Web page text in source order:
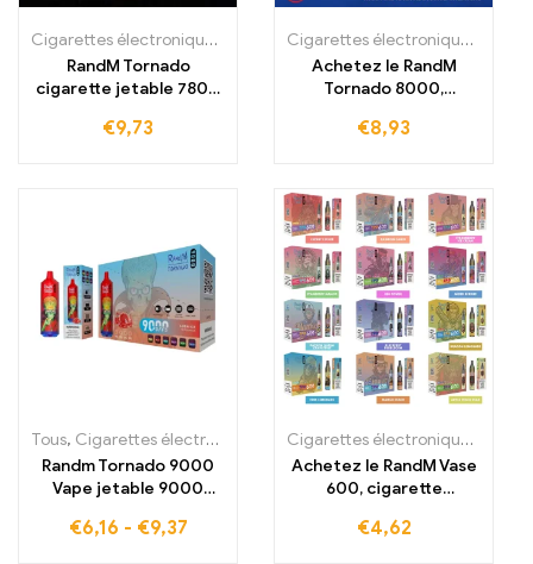
Cigarettes électroniques jetables ,Cigarettes électroniques
RandM Tornado
cigarette jetable 7800
7800 bouffées
€9,73
Cigarettes électroniques jetables
Achetez le RandM
Tornado 8000,
jetable, 8000 bouffées
€8,93
Tous, Cigarettes électroniques jetables ,Cigarettes électroniques
Randm Tornado 9000
Vape jetable 9000
€6,16 - €9,37
Cigarettes électroniques jetables
Achetez le RandM Vase
600, cigarette
600 bouffées
€4,62